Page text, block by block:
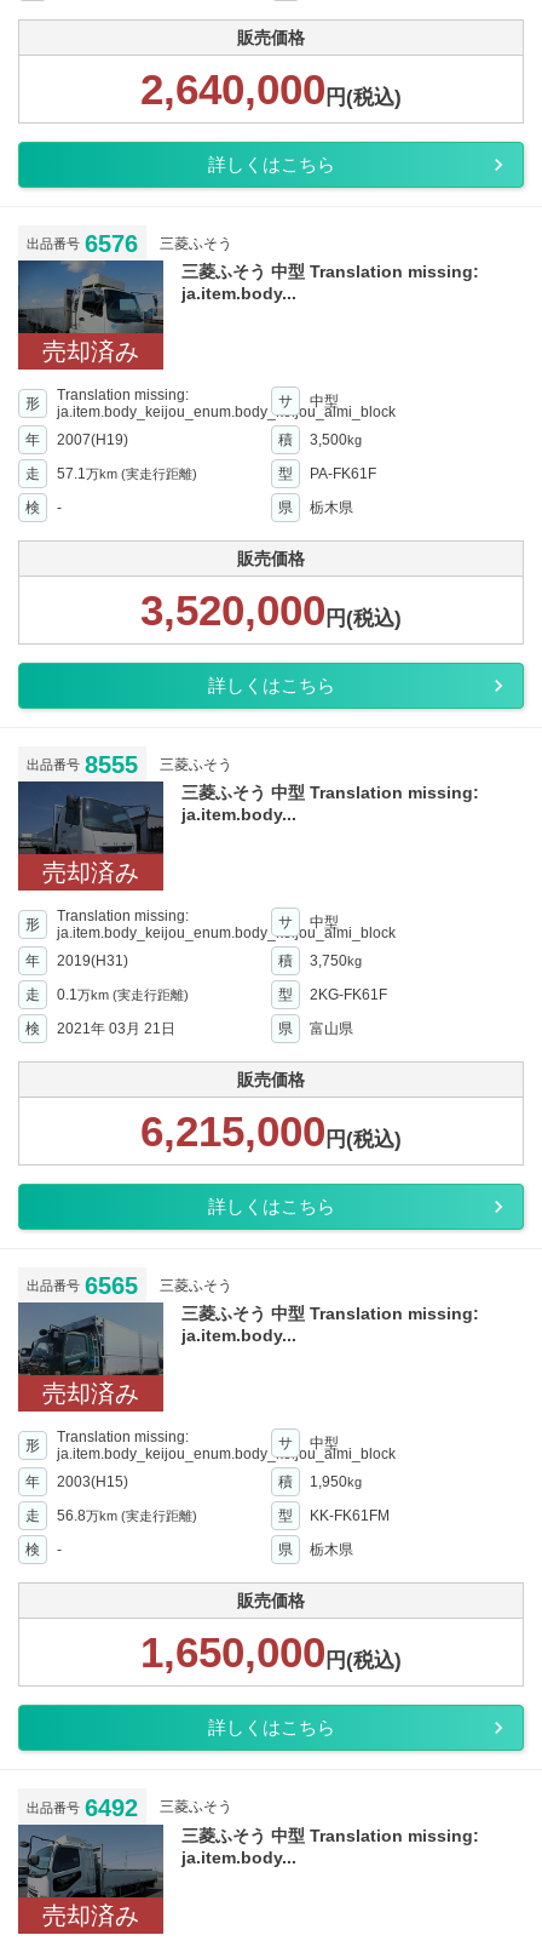
販売価格
2,640,000 円(税込)
詳しくはこちら
出品番号 6576 三菱ふそう
売却済み
三菱ふそう 中型 Translation missing:
ja.item.body...
形
Translation missing:
ja.item.body_keijou_enum.body_keijou_almi_block
サ 中型
年 2007(H19) 積 3,500kg
走 57.1万km (実走行距離) 型
PA-FK61F
検
- 県 栃木県
販売価格
3,520,000 円(税込)
詳しくはこちら
出品番号 8555 三菱ふそう
売却済み
三菱ふそう 中型 Translation missing:
ja.item.body...
形
Translation missing:
ja.item.body_keijou_enum.body_keijou_almi_block
サ 中型
年 2019(H31) 積 3,750kg
走 0.1万km (実走行距離) 型
2KG-FK61F
検
2021年 03月 21日 県 富山県
販売価格
6,215,000 円(税込)
詳しくはこちら
出品番号 6565 三菱ふそう
売却済み
三菱ふそう 中型 Translation missing:
ja.item.body...
形
Translation missing:
ja.item.body_keijou_enum.body_keijou_almi_block
サ 中型
年 2003(H15) 積 1,950kg
走 56.8万km (実走行距離) 型
KK-FK61FM
検
- 県 栃木県
販売価格
1,650,000 円(税込)
詳しくはこちら
出品番号 6492 三菱ふそう
売却済み
三菱ふそう 中型 Translation missing:
ja.item.body...